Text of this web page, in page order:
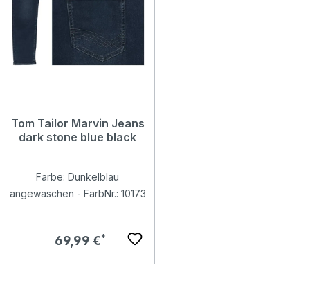
Tom Tailor Marvin Jeans
dark stone blue black
Farbe: Dunkelblau
angewaschen - FarbNr.: 10173
Regulärer Preis:
69,99 €